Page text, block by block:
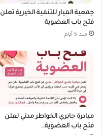
جمعية الميار للتنمية الخيرية تعلن
فتح باب العضوية
منذ 5 أيام
مبادرة جابري الخواطر مدني تعلن
فتح باب العضوية…